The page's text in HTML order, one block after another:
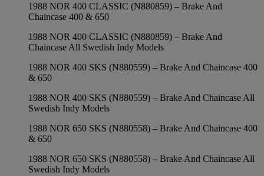
1988 NOR 400 CLASSIC (N880859) – Brake And
Chaincase 400 & 650
1988 NOR 400 CLASSIC (N880859) – Brake And
Chaincase All Swedish Indy Models
1988 NOR 400 SKS (N880559) – Brake And Chaincase 400
& 650
1988 NOR 400 SKS (N880559) – Brake And Chaincase All
Swedish Indy Models
1988 NOR 650 SKS (N880558) – Brake And Chaincase 400
& 650
1988 NOR 650 SKS (N880558) – Brake And Chaincase All
Swedish Indy Models